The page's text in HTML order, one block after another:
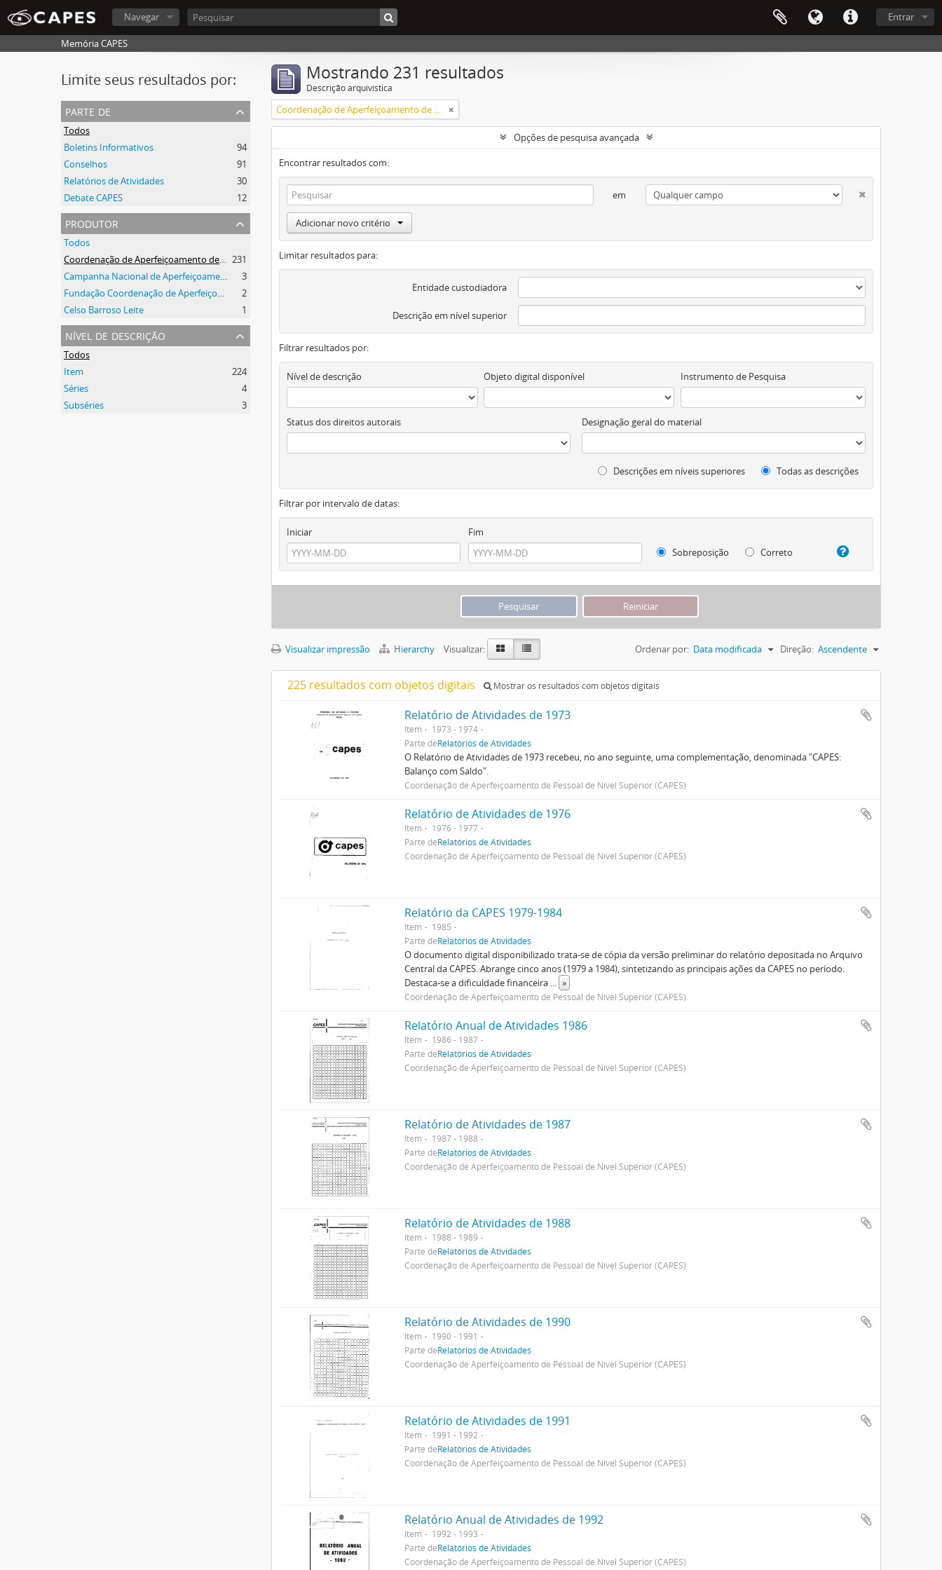
Entrar
Navegar
Memória CAPES
Limite seus resultados por:
parte de
Todos
Boletins Informativos
94
Conselhos
91
Relatórios de Atividades
30
Debate CAPES
12
produtor
Todos
Coordenação de Aperfeiçoamento de Pessoal de Nível Superior (CAPES) 231
Campanha Nacional de Aperfeiçoamento de Pessoal de Nível Superior (CAPES)
3
Fundação Coordenação de Aperfeiçoamento de Pessoal de Nível Superior (CAPES)
2
Celso Barroso Leite
1
nível de descrição
Todos
Item
224
Séries
4
Subséries
3
Mostrando 231 resultados
Descrição arquivística
Coordenação de Aperfeiçoamento de Pessoal de Nível Superior (CAPES)
Opções de pesquisa avançada
Encontrar resultados com:
em
Adicionar novo critério
Limitar resultados para:
Entidade custodiadora
Descrição em nível superior
Filtrar resultados por:
Nível de descrição Objeto digital disponível Instrumento de Pesquisa
Status dos direitos autorais Designação geral do material
Descrições em níveis superiores Todas as descrições
Filtrar por intervalo de datas:
Iniciar
Fim
Sobreposição
Correto
Visualizar impressão Hierarchy Visualizar: Ordenar por: Data modificada Direção: Ascendente
225 resultados com objetos digitais Mostrar os resultados com objetos digitais
Relatório de Atividades de 1973
Item
1973 - 1974
Parte deRelatórios de Atividades
O Relatório de Atividades de 1973 recebeu, no ano seguinte, uma complementação, denominada "CAPES:
Balanço com Saldo".
Coordenação de Aperfeiçoamento de Pessoal de Nível Superior (CAPES)
Relatório de Atividades de 1976
Item
1976 - 1977
Parte deRelatórios de Atividades
Coordenação de Aperfeiçoamento de Pessoal de Nível Superior (CAPES)
Relatório da CAPES 1979-1984
Item
1985
Parte deRelatórios de Atividades
O documento digital disponibilizado trata-se de cópia da versão preliminar do relatório depositada no Arquivo
Central da CAPES. Abrange cinco anos (1979 a 1984), sintetizando as principais ações da CAPES no período.
Destaca-se a dificuldade financeira ... »
Coordenação de Aperfeiçoamento de Pessoal de Nível Superior (CAPES)
Relatório Anual de Atividades 1986
Item
1986 - 1987
Parte deRelatórios de Atividades
Coordenação de Aperfeiçoamento de Pessoal de Nível Superior (CAPES)
Relatório de Atividades de 1987
Item
1987 - 1988
Parte deRelatórios de Atividades
Coordenação de Aperfeiçoamento de Pessoal de Nível Superior (CAPES)
Relatório de Atividades de 1988
Item
1988 - 1989
Parte deRelatórios de Atividades
Coordenação de Aperfeiçoamento de Pessoal de Nível Superior (CAPES)
Relatório de Atividades de 1990
Item
1990 - 1991
Parte deRelatórios de Atividades
Coordenação de Aperfeiçoamento de Pessoal de Nível Superior (CAPES)
Relatório de Atividades de 1991
Item
1991 - 1992
Parte deRelatórios de Atividades
Coordenação de Aperfeiçoamento de Pessoal de Nível Superior (CAPES)
Relatório Anual de Atividades de 1992
Item
1992 - 1993
Parte deRelatórios de Atividades
Coordenação de Aperfeiçoamento de Pessoal de Nível Superior (CAPES)